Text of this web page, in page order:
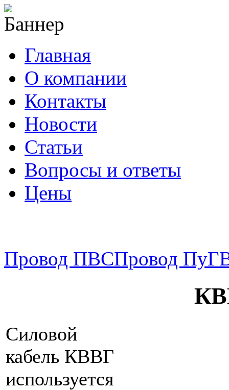
Главная
О компании
Контакты
Новости
Статьи
Вопросы и ответы
Цены
Провод ПВСПровод
Силовой
кабель КВВГ
используется